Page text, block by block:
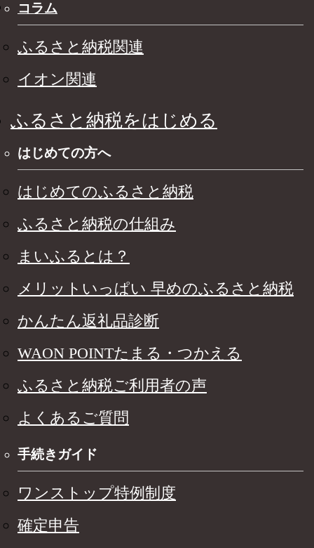
コラム
ふるさと納税関連
イオン関連
ふるさと納税をはじめる
はじめての方へ
はじめてのふるさと納税
ふるさと納税の仕組み
まいふるとは？
メリットいっぱい 早めのふるさと納税
かんたん返礼品診断
WAON POINTたまる・つかえる
ふるさと納税ご利用者の声
よくあるご質問
手続きガイド
ワンストップ特例制度
確定申告